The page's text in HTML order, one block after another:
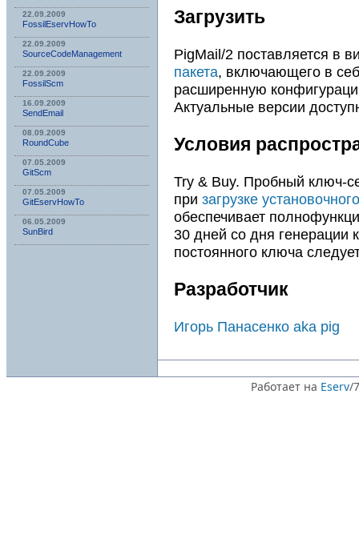
22.09.2009
FossilEservHowTo
22.09.2009
SourceCodeManagement
22.09.2009
FossilScm
16.09.2009
SendEmail
08.09.2009
RoundCube
07.05.2009
GitScm
07.05.2009
GitEservHowTo
06.05.2009
SunBird
Загрузить
PigMail/2 поставляется в
пакета, включающего в
расширенную
Актуальные версии
Условия
Try & Buy. Пробный ключ-
при загрузке
обеспечивает
30 дней со дня генерации
постоянного ключа
Разработчик
Игорь Панасенко aka pig
Работает на Eserv/